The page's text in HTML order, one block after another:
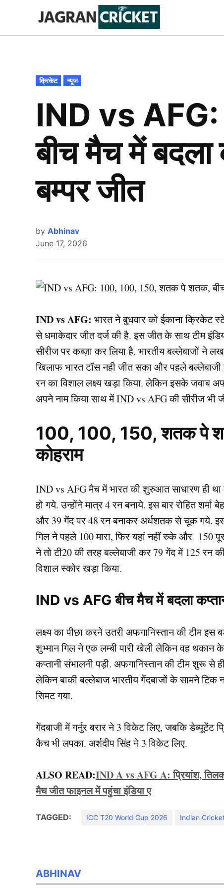
content
Cricket
POSTED
IN
क्रिकेट न्यूज
IND vs
बीच मैच में
बम्पर जीत
by Abhinav
June 17, 2026
IND vs AFG: भारत ने बुधवार को ईकाना क्रिकेट
से धमाकेदार जीत दर्ज की है. इस जीत के साथ टीम
सीरीज पर कब्ज़ा कर लिया है. भारतीय बल्लेबाजों ने
खिलाफ भारत टॉस नही जीत सका और पहले
रन का विशाल लक्ष्य खड़ा किया. लेकिन इसके जवाब
अपने नाम किया साथ में IND vs AFG की सीरीज भी
100, 100, 150, शतक पे
कोहराम
IND vs AFG मैच में भारत की शुरुआत साधारण ही
हो गये. उन्होंने मात्र 4 रन बनाये. इस बार रोहित
और 39 गेंद पर 48 रन बनाकर अर्धशतक से चूक गये.
गिल ने पहले 100 मारा, फिर यहां नहीं रुके और 150
ने तो टी20 की तरह बल्लेबाजी कर 79 गेंद में 125 रन
विशाल स्कोर खड़ा किया.
IND vs AFG बीच मैच में बदला
लक्ष्य का पीछा करने उतरी अफगानिस्तान की टीम
शुभ्मान गिल ने एक लम्बी पारी खेली लेकिन वह थकान
कप्तानी संभालनी पड़ी. अफगानिस्तान की टीम शुरू से
लेकिन बाकी बल्लेबाज भारतीय गेंदबाजों के सामने
सिमट गया.
गेंदबाजी में गर्नुर बरार ने 3 विकेट लिए, जबकि डेब्यूटेंट
कैच भी लपका. अर्शदीप सिंह ने 3 विकेट लिए.
ALSO READ:IND A vs AFG A: प्रियांश,
मैच जीत फाइनल में पहुंचा इंडिया ए
TAGGED: ICC T20 World Cup 2026 Indian
ABHINAV